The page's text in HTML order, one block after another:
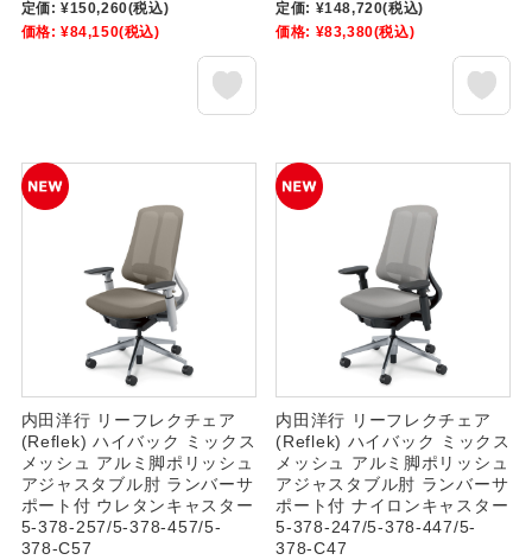
定価: ¥150,260(税込)
価格: ¥84,150(税込)
定価: ¥148,720(税込)
価格: ¥83,380(税込)
内田洋行 リーフレクチェア
(Reflek) ハイバック ミックス
メッシュ アルミ脚ポリッシュ
アジャスタブル肘 ランバーサ
ポート付 ウレタンキャスター
5-378-257/5-378-457/5-
378-C57
内田洋行 リーフレクチェア
(Reflek) ハイバック ミックス
メッシュ アルミ脚ポリッシュ
アジャスタブル肘 ランバーサ
ポート付 ナイロンキャスター
5-378-247/5-378-447/5-
378-C47